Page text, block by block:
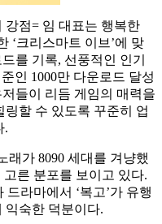
점= 임 대표는 행복한
‘크리스마트 이브’에 맞
를 기록, 선풍적인 인기
인 1000만 다운로드 달성
들이 리듬 게임의 매력을
할 수 있도록 꾸준히 업
.
래가 8090 세대를 겨냥했
고른 분포를 보이고 있다.
라마에서 ‘복고’가 유행
익숙한 덕분이다.